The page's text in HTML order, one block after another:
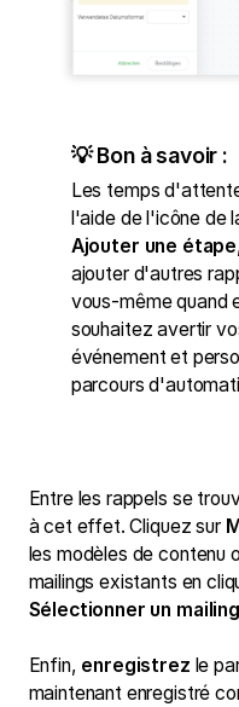
💡 Bon à savoir :
Les temps
l'aide de l'icône de
Ajouter une étape
ajouter d'autres
vous-même quand
souhaitez avertir
événement et
parcours
Entre les rappels se
à cet effet. Cliquez sur
les modèles de contenu
mailings existants en
Sélectionner un
Enfin, enregistrez le
maintenant enregistré